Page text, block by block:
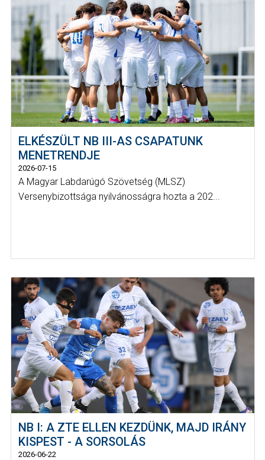
ELKÉSZÜLT NB III-AS CSAPATUNK
MENETRENDJE
2026-07-15
A Magyar Labdarúgó Szövetség (MLSZ)
Versenybizottsága nyilvánosságra hozta a 202...
NB I: A ZTE ELLEN KEZDÜNK, MAJD IRÁNY
KISPEST - A SORSOLÁS
2026-06-22